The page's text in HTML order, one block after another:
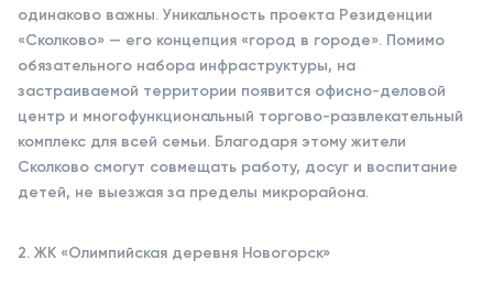
одинаково важны. Уникальность проекта Резиденции
«Сколково» — его концепция «город в городе». Помимо
обязательного набора инфраструктуры, на
застраиваемой территории появится офисно-деловой
центр и многофункциональный торгово-развлекательный
комплекс для всей семьи. Благодаря этому жители
Сколково смогут совмещать работу, досуг и воспитание
детей, не выезжая за пределы микрорайона.
2. ЖК «Олимпийская деревня Новогорск»